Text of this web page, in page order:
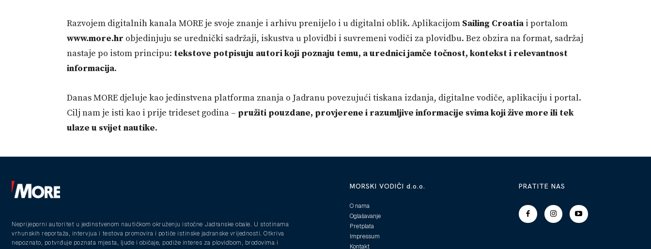
Razvojem digitalnih kanala MORE je svoje znanje i arhivu prenijelo i u digitalni oblik. Aplikacijom Sailing Croatia i portalom
www.more.hr objedinjuju se urednički sadržaji, iskustva u plovidbi i suvremeni vodiči za plovidbu. Bez obzira na format, sadržaj
nastaje po istom principu: tekstove potpisuju autori koji poznaju temu, a urednici jamče točnost, kontekst i relevantnost
informacija.
Danas MORE djeluje kao jedinstvena platforma znanja o Jadranu povezujući tiskana izdanja, digitalne vodiče, aplikaciju i portal.
Cilj nam je isti kao i prije trideset godina – pružiti pouzdane, provjerene i razumljive informacije svima koji žive more ili tek
ulaze u svijet nautike.
Neprijeporni autoritet u jedinstvenom nautičkom okruženju istočne Jadranske obale. U stotinama
vrhunskih reportaža, intervjua i testova promovira i potiče istinske jadranske vrijednosti. Otkriva
nepoznato, potvrđuje poznata mjesta, ljude i običaje, podiže interes za plovidbom, brodovima i
MORSKI VODIČI d.o.o.
O nama
Oglašavanje
Pretplata
Impressum
Kontakt
PRATITE NAS